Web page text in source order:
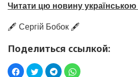
Читати цю новину
🖋️ Сергій Бобок 🖋️
Поделиться ссылкой: